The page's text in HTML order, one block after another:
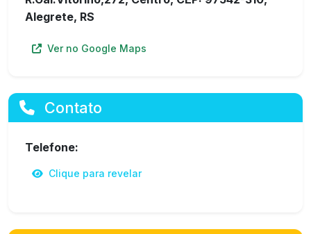
Alegrete, RS
Ver no Google Maps
Contato
Telefone:
Clique para revelar